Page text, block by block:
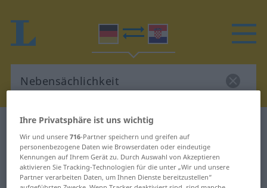
Deutsch-Kroatisch Wörterbuch
Deutsch-Kroatisch Übersetzung für
"Nebensächlichkeit"
Ihre Privatsphäre ist uns wichtig
Wir und unsere716-Partner speichern und greifen auf
personenbezogene Daten wie Browserdaten oder eindeutige
Kennungen auf Ihrem Gerät zu. Durch Auswahl von Akzeptieren
aktivieren Sie Tracking-Technologien für die unter „Wir und unsere
Partner verarbeiten Daten, um Ihnen Dienste bereitzustellen“